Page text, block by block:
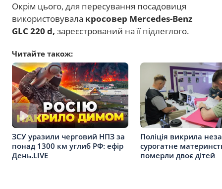
Окрім цього, для пересування посадовиця
використовувала кросовер Mercedes-Benz
GLC 220 d, зареєстрований на її підлеглого.
Читайте також:
ЗСУ уразили черговий НПЗ за
понад 1300 км углиб РФ: ефір
День.LIVE
Поліція викрила
сурогатне
померли двоє дітей